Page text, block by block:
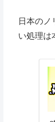
日本の
い処理は